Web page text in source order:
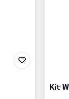
Kit